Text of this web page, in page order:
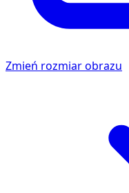
Zmień rozmiar obrazu